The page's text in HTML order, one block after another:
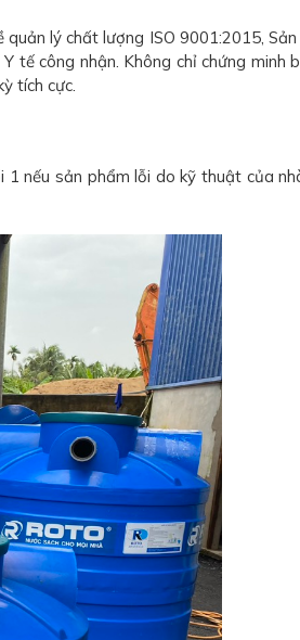
lý chất lượng ISO 9001:2015,
tế công nhận. Không chỉ chứng minh
tích cực.
1 nếu sản phẩm lỗi do kỹ thuật của